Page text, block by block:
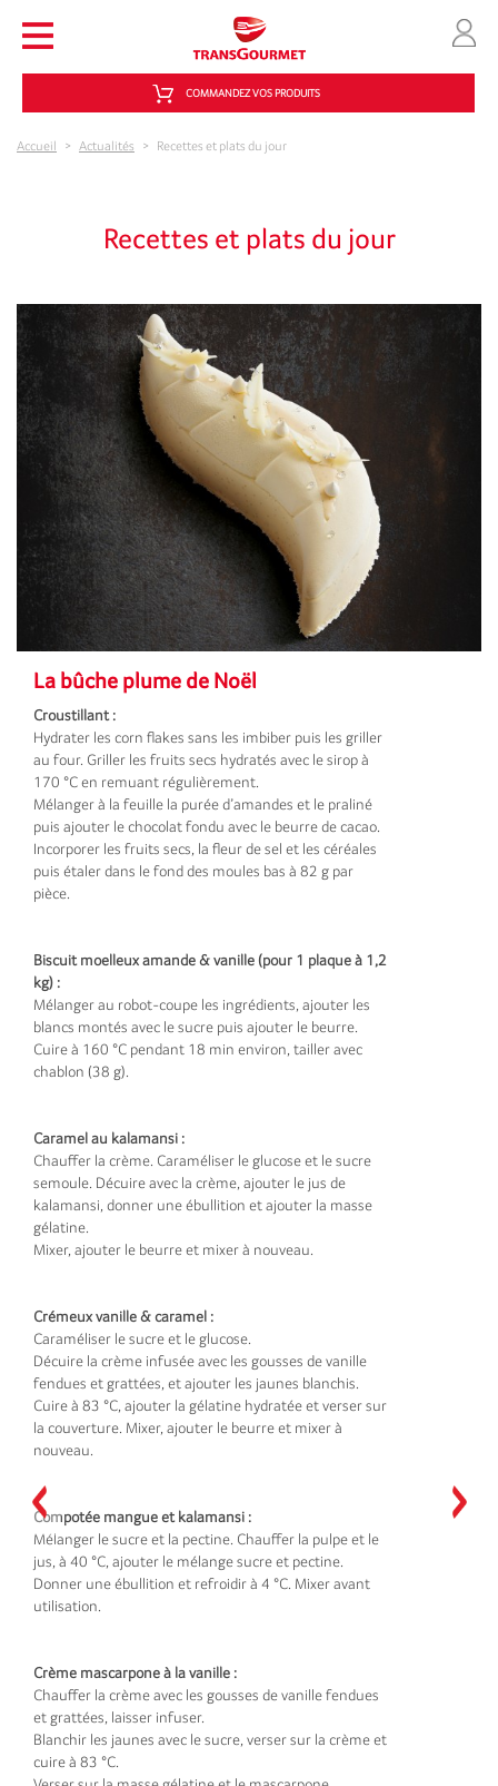
COMMANDEZ VOS PRODUITS
Accueil > Actualités > Recettes et plats du jour
Recettes et plats du jour
La bûche plume de Noël
Croustillant :
Hydrater les corn flakes sans les imbiber puis les griller
au four. Griller les fruits secs hydratés avec le sirop à
170 °C en remuant régulièrement.
Mélanger à la feuille la purée d’amandes et le praliné
puis ajouter le chocolat fondu avec le beurre de cacao.
Incorporer les fruits secs, la fleur de sel et les céréales
puis étaler dans le fond des moules bas à 82 g par
pièce.
Biscuit moelleux amande & vanille (pour 1 plaque à 1,2
kg) :
Mélanger au robot-coupe les ingrédients, ajouter les
blancs montés avec le sucre puis ajouter le beurre.
Cuire à 160 °C pendant 18 min environ, tailler avec
chablon (38 g).
Caramel au kalamansi :
Chauffer la crème. Caraméliser le glucose et le sucre
semoule. Décuire avec la crème, ajouter le jus de
kalamansi, donner une ébullition et ajouter la masse
gélatine.
Mixer, ajouter le beurre et mixer à nouveau.
Crémeux vanille & caramel :
Caraméliser le sucre et le glucose.
Décuire la crème infusée avec les gousses de vanille
fendues et grattées, et ajouter les jaunes blanchis.
Cuire à 83 °C, ajouter la gélatine hydratée et verser sur
la couverture. Mixer, ajouter le beurre et mixer à
nouveau.
Compotée mangue et kalamansi :
Mélanger le sucre et la pectine. Chauffer la pulpe et le
jus, à 40 °C, ajouter le mélange sucre et pectine.
Donner une ébullition et refroidir à 4 °C. Mixer avant
utilisation.
Crème mascarpone à la vanille :
Chauffer la crème avec les gousses de vanille fendues
et grattées, laisser infuser.
Blanchir les jaunes avec le sucre, verser sur la crème et
cuire à 83 °C.